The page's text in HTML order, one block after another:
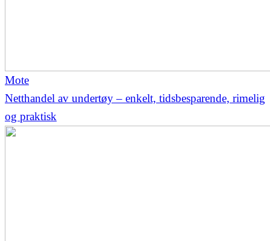
Mote
Netthandel av undertøy – enkelt, tidsbesparende, rimelig
og praktisk